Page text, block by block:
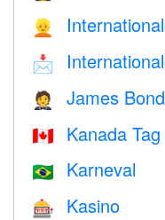
👱
📩
🤵 James Bond
🇨🇦 Kanada Tag
🇧🇷 Karneval
🎰 Kasino